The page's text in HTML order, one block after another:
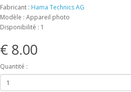
Fabricant : Hama Technics AG
Modèle : Appareil photo
Disponibilité : 1
€ 8.00
Quantité :